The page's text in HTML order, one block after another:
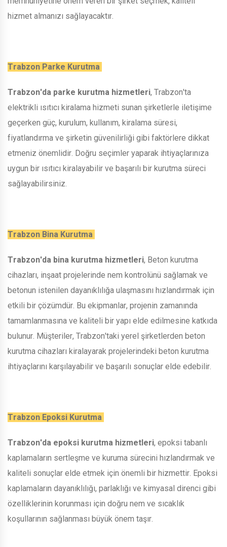
hizmet almanızı sağlayacaktır.
Trabzon Parke Kurutma
Trabzon'da parke kurutma hizmetleri, Trabzon'ta
elektrikli ısıtıcı kiralama hizmeti sunan şirketlerle iletişime
geçerken güç, kurulum, kullanım, kiralama süresi,
fiyatlandırma ve şirketin güvenilirliği gibi faktörlere dikkat
etmeniz önemlidir. Doğru seçimler yaparak ihtiyaçlarınıza
uygun bir ısıtıcı kiralayabilir ve başarılı bir kurutma süreci
sağlayabilirsiniz.
Trabzon Bina Kurutma
Trabzon'da bina kurutma hizmetleri, Beton kurutma
cihazları, inşaat projelerinde nem kontrolünü sağlamak ve
betonun istenilen dayanıklılığa ulaşmasını hızlandırmak için
etkili bir çözümdür. Bu ekipmanlar, projenin zamanında
tamamlanmasına ve kaliteli bir yapı elde edilmesine katkıda
bulunur. Müşteriler, Trabzon'taki yerel şirketlerden beton
kurutma cihazları kiralayarak projelerindeki beton kurutma
ihtiyaçlarını karşılayabilir ve başarılı sonuçlar elde edebilir.
Trabzon Epoksi Kurutma
Trabzon'da epoksi kurutma hizmetleri, epoksi tabanlı
kaplamaların sertleşme ve kuruma sürecini hızlandırmak ve
kaliteli sonuçlar elde etmek için önemli bir hizmettir. Epoksi
kaplamaların dayanıklılığı, parlaklığı ve kimyasal direnci gibi
özelliklerinin korunması için doğru nem ve sıcaklık
koşullarının sağlanması büyük önem taşır.